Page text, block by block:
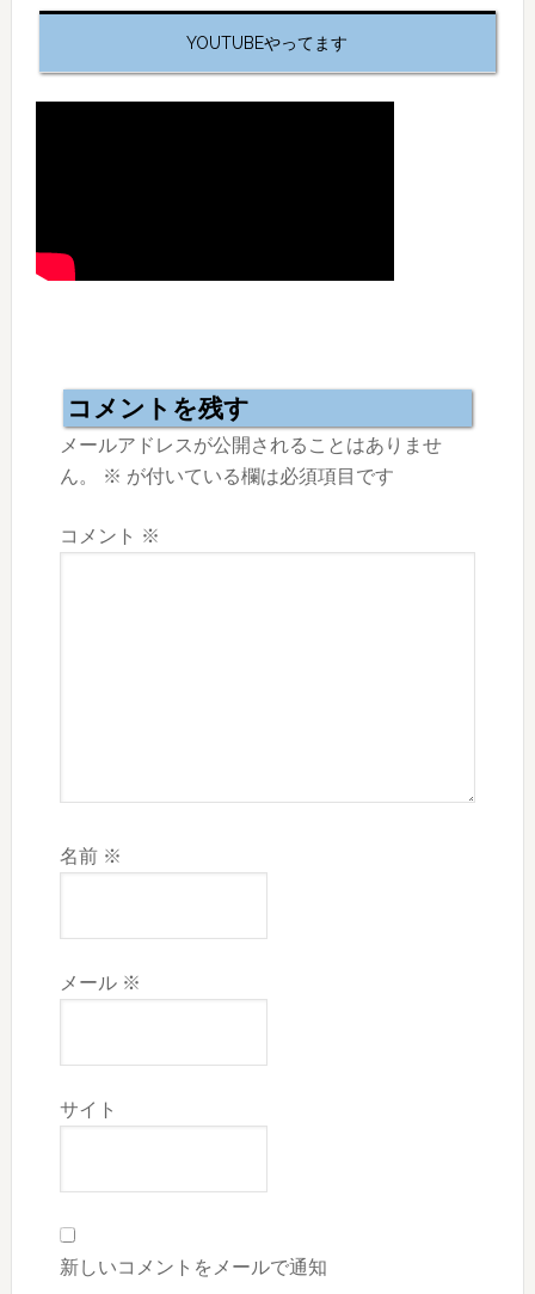
YOUTUBEやってます
Interactions
コメントを残す
メールアドレスが公開されることはありませ
ん。
※ が付いている欄は必須項目です
コメント ※
名前 ※
メール ※
サイト
新しいコメントをメールで通知